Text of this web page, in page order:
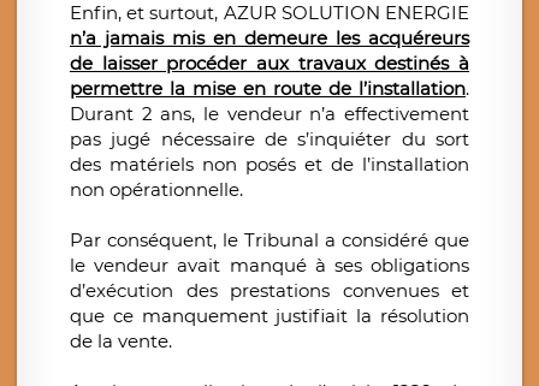
Enfin, et surtout, AZUR SOLUTION ENERGIE
n’a jamais mis en demeure les acquéreurs
de laisser procéder aux travaux destinés à
permettre la mise en route de l’installation.
Durant 2 ans, le vendeur n’a effectivement
pas jugé nécessaire de s’inquiéter du sort
des matériels non posés et de l’installation
non opérationnelle.
Par conséquent, le Tribunal a considéré que
le vendeur avait manqué à ses obligations
d’exécution des prestations convenues et
que ce manquement justifiait la résolution
de la vente.